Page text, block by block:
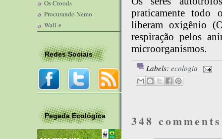
Os Croods
Procurando Nemo
Wall-e
Redes Sociais
Pegada Ecológica
praticamente todo
liberam oxigênio
respiração pelos
microorganismos.
Labels: ecologia
348